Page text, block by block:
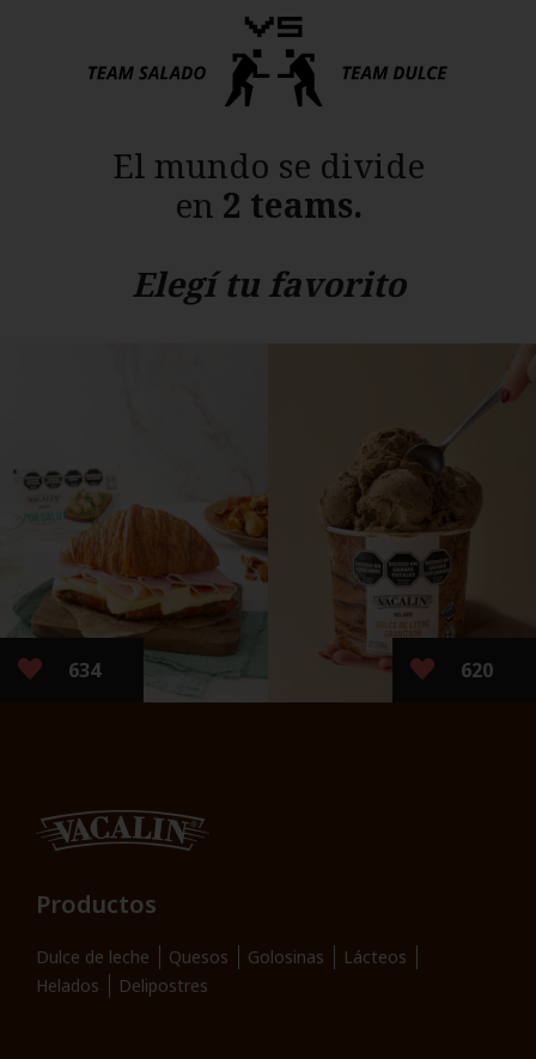
634
El mundo se divide
en 2 teams.
Elegí tu favorito
620
Productos
Dulce de leche Quesos Golosinas
Lácteos
Helados
Delipostres